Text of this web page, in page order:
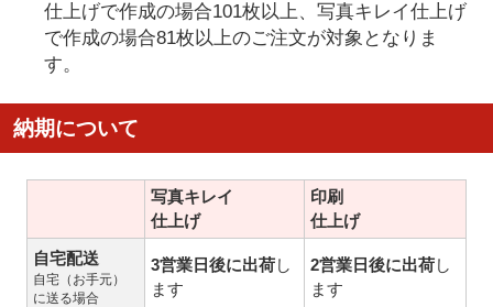
仕上げで作成の場合101枚以上、写真キレイ仕上げ
で作成の場合81枚以上のご注文が対象となりま
す。
納期について
写真キレイ
仕上げ
印刷
仕上げ
自宅配送
自宅（お手元）
に送る場合
3営業日後に出荷し
ます
2営業日後に出荷し
ます